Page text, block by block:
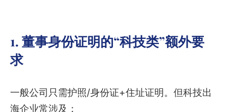
1. 董事身份证明的“科技类”额外要
求
一般公司只需护照/身份证+住址证明。但科技出
海企业常涉及：